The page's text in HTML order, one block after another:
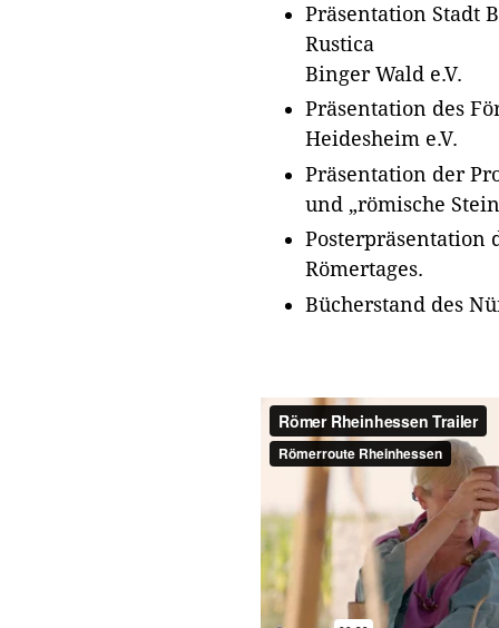
Präsentation Stadt
Rustica
Binger Wald e.V.
Präsentation des
Heidesheim e.V.
Präsentation der
und „römische
Posterpräsentation
Römertages.
Bücherstand des